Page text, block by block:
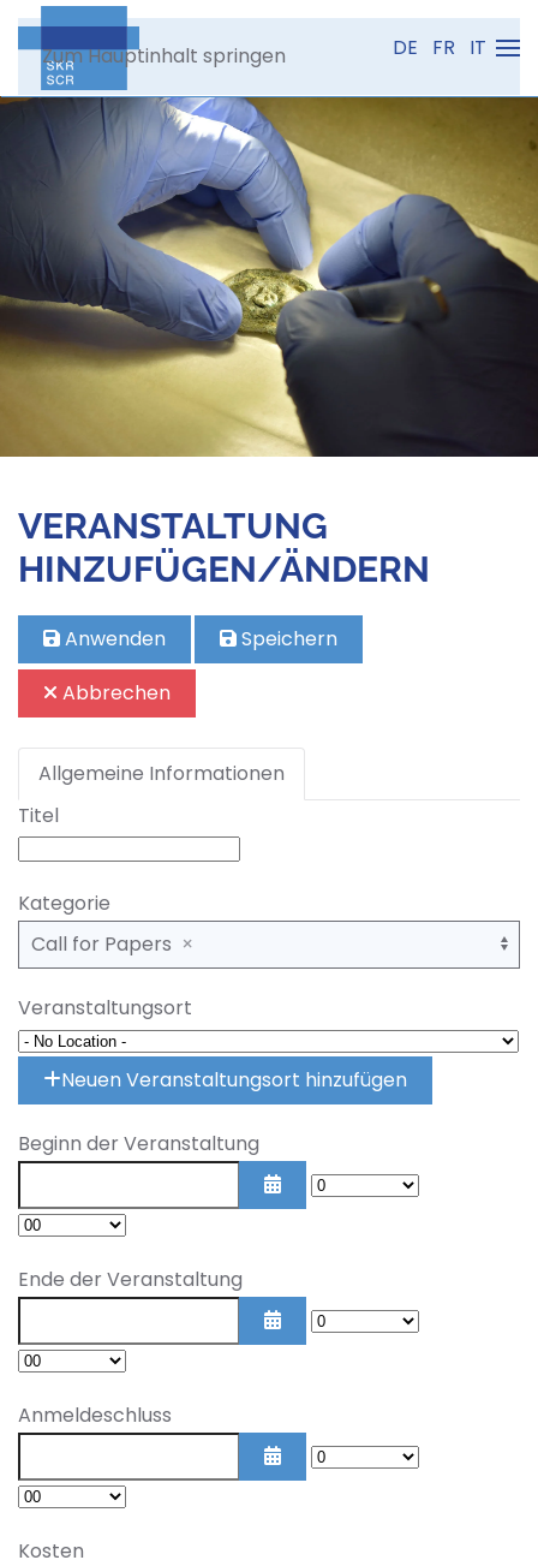
Zum Hauptinhalt springen DE FR IT
VERANSTALTUNG
HINZUFÜGEN/ÄNDERN
Anwenden
Speichern
Abbrechen
Allgemeine Informationen
Titel
Kategorie
Call for Papers
Veranstaltungsort
Neuen Veranstaltungsort hinzufügen
Beginn der Veranstaltung
Ende der Veranstaltung
Anmeldeschluss
Kosten